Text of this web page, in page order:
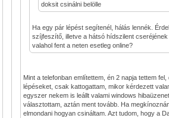
doksit csinálni belölle
Ha egy pár lépést segítenél, hálás lennék.
szíjfeszítő, illetve a hátsó hídszilent
valahol fent a neten esetleg online?
Mint a telefonban említettem, én 2 napja tettem
lépéseket, csak kattogattam, mikor kérdezett
egyszer nekem is leállt valami windows
választottam, aztán ment tovább. Ha
elmondani hogyan csináltam. Azt tudom, hogy a